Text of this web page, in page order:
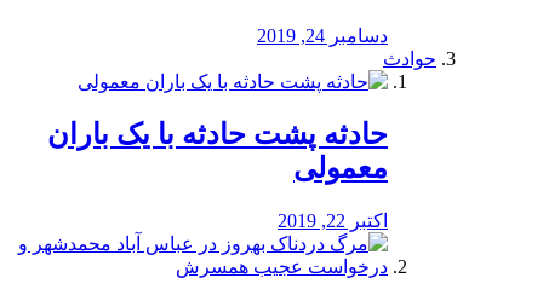
دسامبر 24, 2019
حوادث
️حادثه پشت حادثه با یک باران
معمولی
اکتبر 22, 2019